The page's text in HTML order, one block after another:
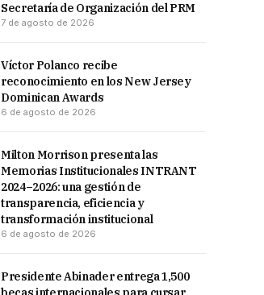
Secretaría de Organización del PRM
7 de agosto de 2026
Víctor Polanco recibe
reconocimiento en los New Jersey
Dominican Awards
6 de agosto de 2026
Milton Morrison presenta las
Memorias Institucionales INTRANT
2024–2026: una gestión de
transparencia, eficiencia y
transformación institucional
6 de agosto de 2026
Presidente Abinader entrega 1,500